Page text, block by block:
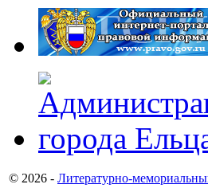
© 2026 - Литературно-